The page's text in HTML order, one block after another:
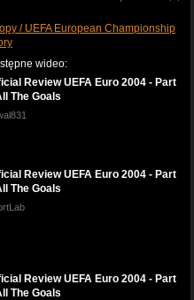
/ UEFA European Championship
wideo:
Review UEFA Euro 2004 - Part
The Goals
Review UEFA Euro 2004 - Part
The Goals
Review UEFA Euro 2004 - Part
The Goals